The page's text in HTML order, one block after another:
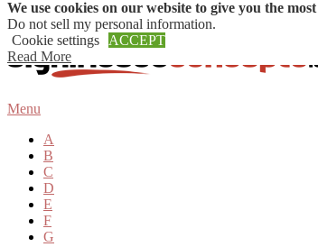
Skip to content
Menu
A
B
C
D
E
F
G
We use cookies on our website to give you the
Do not sell my personal information.
Cookie settings
ACCEPT
Read More